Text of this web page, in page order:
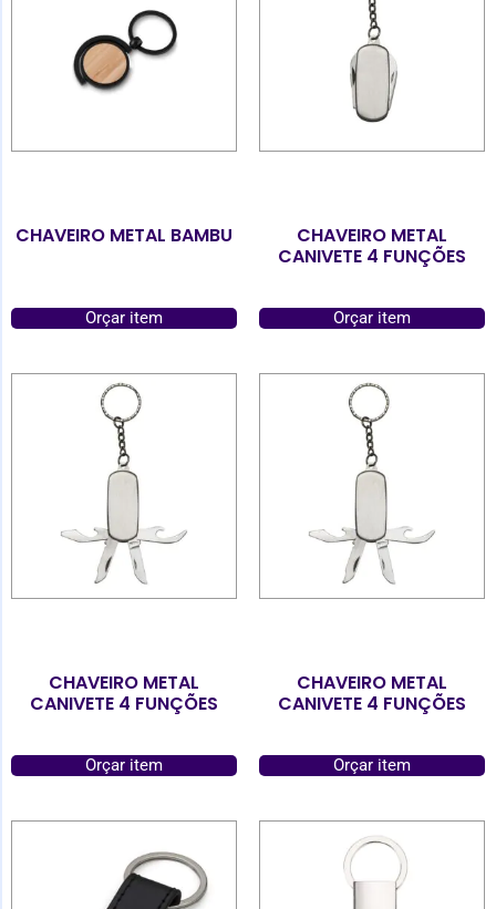
CHAVEIRO METAL BAMBU
Orçar item
CHAVEIRO METAL
CANIVETE 4 FUNÇÕES
Orçar item
CHAVEIRO METAL
CANIVETE 4 FUNÇÕES
Orçar item
CHAVEIRO METAL
CANIVETE 4 FUNÇÕES
Orçar item